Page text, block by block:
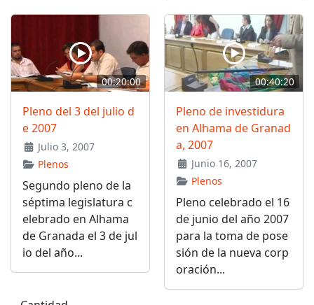
00:20:00
Pleno del 3 del julio d
e 2007
Julio 3, 2007
Plenos
Segundo pleno de la
séptima legislatura c
elebrado en Alhama
de Granada el 3 de jul
io del año...
00:40:20
Pleno de investidura
en Alhama de Granad
a, 2007
Junio 16, 2007
Plenos
Pleno celebrado el 16
de junio del año 2007
para la toma de pose
sión de la nueva corp
oración...